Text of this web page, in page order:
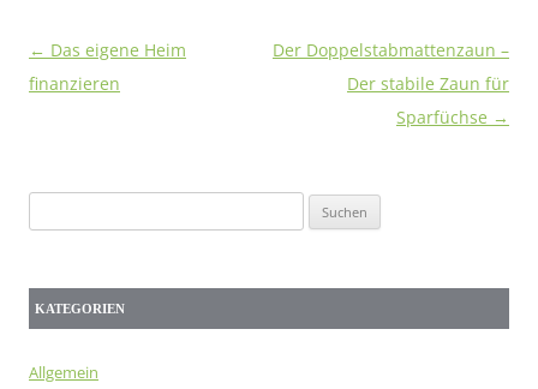
Beitragsnavigation
← Das eigene Heim
finanzieren
Der Doppelstabmattenzaun –
Der stabile Zaun für
Sparfüchse →
nach:
KATEGORIEN
Allgemein